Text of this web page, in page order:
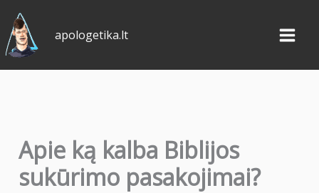
Pereiti
prie
turinio
apologetika.lt
Apie ką kalba Biblijos
sukūrimo pasakojimai?